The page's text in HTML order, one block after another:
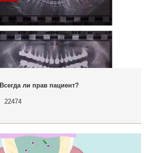
Всегда ли прав пациент?
22474